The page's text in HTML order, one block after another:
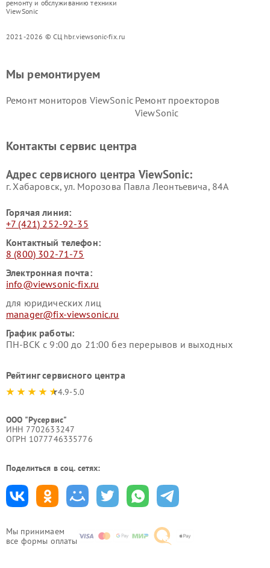
ремонту и обслуживанию техники
ViewSonic
2021-2026 © СЦ hbr.viewsonic-fix.ru
Мы принимаем
все формы оплаты
Мы ремонтируем
Ремонт мониторов ViewSonic Ремонт проекторов
ViewSonic
Контакты сервис центра
Адрес сервисного центра ViewSonic:
г. Хабаровск, ул. Морозова Павла Леонтьевича, 84А
Горячая линия:
+7 (421) 252-92-35
Контактный телефон:
8 (800) 302-71-75
Электронная почта:
info@viewsonic-fix.ru
для юридических лиц
manager@fix-viewsonic.ru
График работы:
ПН-ВСК с 9:00 до 21:00 без перерывов и выходных
Рейтинг сервисного центра
4.9-5.0
ООО "Русервис"
ИНН 7702633247
ОГРН 1077746335776
Поделиться в соц. сетях: